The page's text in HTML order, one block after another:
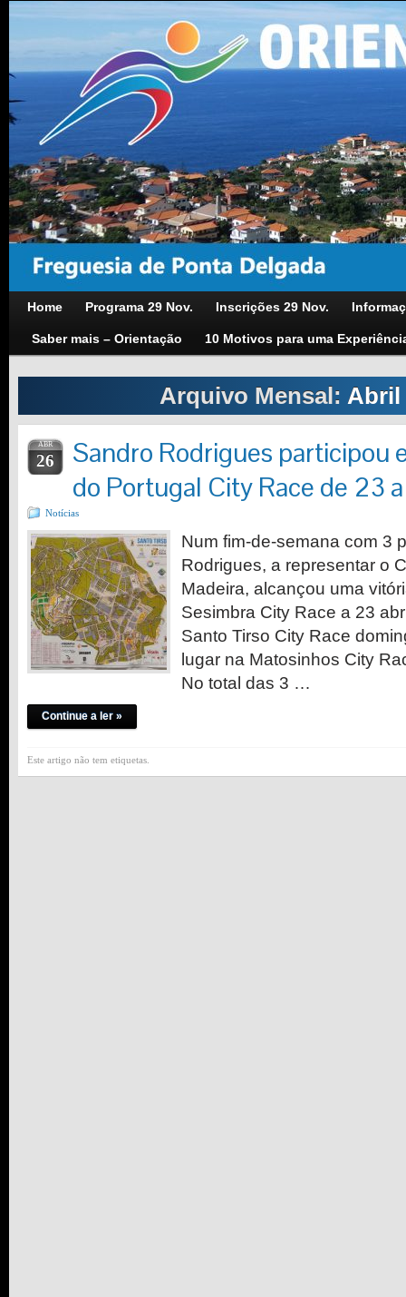
Home Programa 29 Nov. Inscrições 29 Nov.
Saber mais – Orientação 10 Motivos para uma
Arquivo Mensal: Abril
ABR
26
Sandro Rodrigues participou
do Portugal City Race de 23
Notícias
Num fim-de-semana com 3
Rodrigues, a representar o
Madeira, alcançou uma
Sesimbra City Race a 23
Santo Tirso City Race
lugar na Matosinhos City
No total das 3 …
Continue a ler »
Este artigo não tem etiquetas.